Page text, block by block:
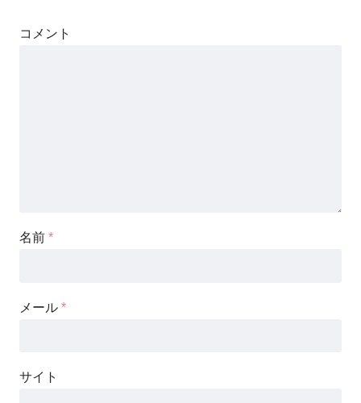
コメント
名前 *
メール *
サイト